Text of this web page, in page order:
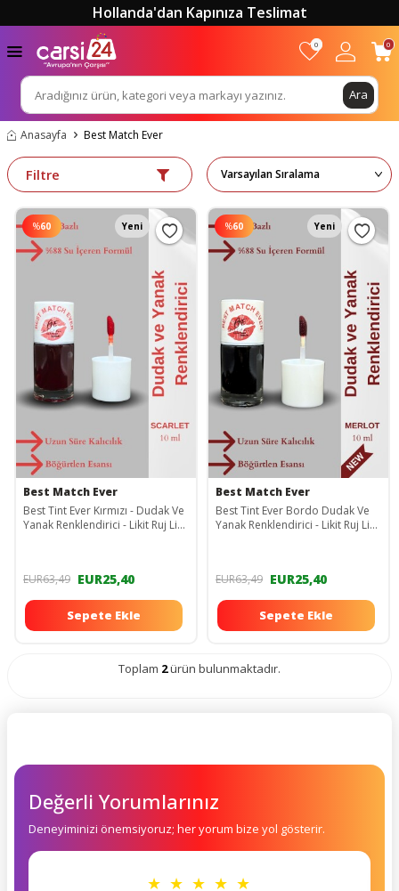
Hollanda'dan Kapınıza Teslimat
Ara
0 0
Anasayfa Best Match Ever
Filtre
%60 Yeni
Best Match Ever
Best Tint Ever Kırmızı - Dudak Ve
Yanak Renklendirici - Likit Ruj Likit
EUR63,49 EUR25,40
Sepete Ekle
%60 Yeni
Best Match Ever
Best Tint Ever Bordo Dudak Ve
Yanak Renklendirici - Likit Ruj Likit
EUR63,49 EUR25,40
Sepete Ekle
Toplam 2ürün bulunmaktadır.
Değerli Yorumlarınız
Deneyiminizi önemsiyoruz; her yorum bize yol gösterir.
★ ★ ★ ★ ★